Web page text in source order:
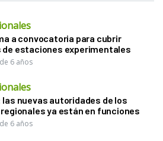
a convocatoria para cubrir
de estaciones experimentales
6 años
las nuevas autoridades de los
ya están en funciones
6 años